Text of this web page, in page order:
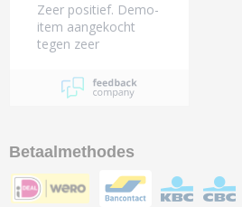
Zeer positief. Demo-
item aangekocht
tegen zeer
Betaalmethodes